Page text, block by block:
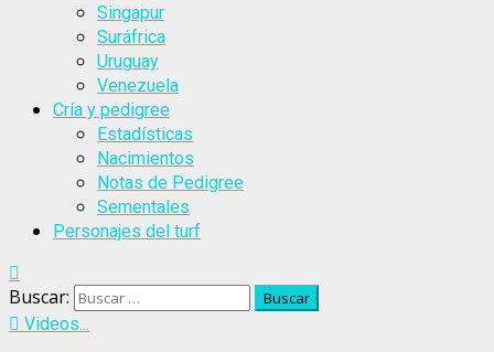
Singapur
Suráfrica
Uruguay
Venezuela
Cría y pedigree
Estadísticas
Nacimientos
Notas de Pedigree
Sementales
Personajes del turf
Buscar:
Videos...